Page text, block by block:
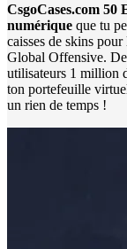
CsgoCases.com 50
numérique que tu
caisses de skins
Global Offensive.
utilisateurs 1 million
ton portefeuille
un rien de temps !